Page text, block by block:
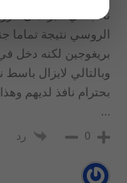
نائب في البرلمان
الروسي نتيجة تماما
بريغوجين لكنه دخل في
وبالتالي لايزال
بحترام نافذ لديهم
…
0 رد